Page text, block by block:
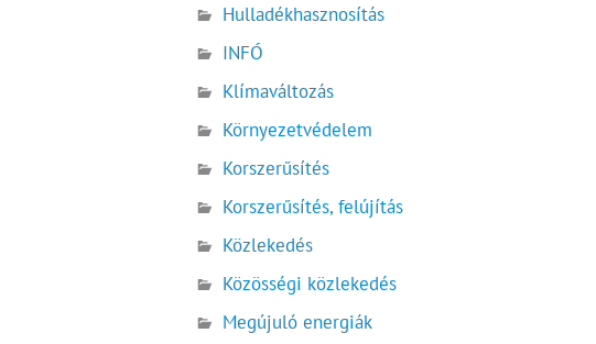
Hulladékhasznosítás
INFÓ
Klímaváltozás
Környezetvédelem
Korszerűsítés
Korszerűsítés, felújítás
Közlekedés
Közösségi közlekedés
Megújuló energiák